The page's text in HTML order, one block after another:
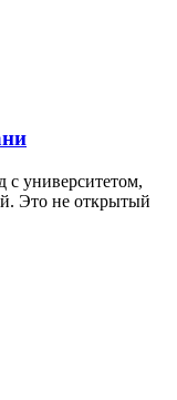
с университетом,
Это не открытый